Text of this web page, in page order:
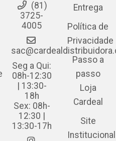
(81)
3725-
4005
Seg a Qui:
08h-12:30
| 13:30-
18h
Sex: 08h-
12:30 |
13:30-17h
Entrega
Política de
Privacidade
Passo a
passo
Loja
Cardeal
Site
Institucional